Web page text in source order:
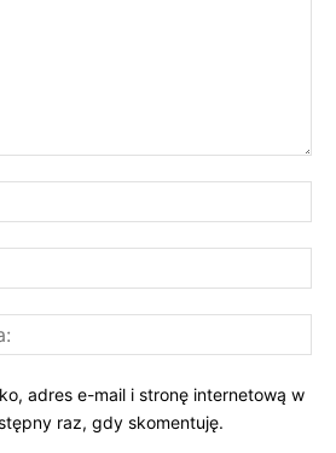
adres e-mail i stronę internetową w
raz, gdy skomentuję.